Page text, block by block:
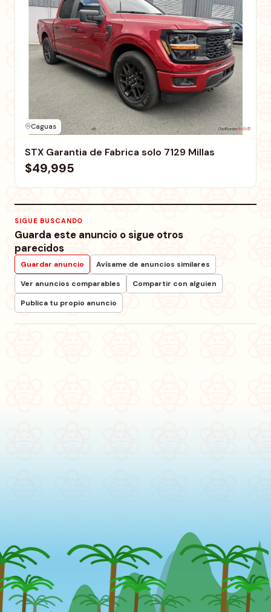
Caguas
STX Garantia de Fabrica solo 7129 Millas
$49,995
SIGUE BUSCANDO
Guarda este anuncio o sigue otros
parecidos
Guardar anuncio
Avísame de anuncios similares
Ver anuncios comparables
Compartir con alguien
Publica tu propio anuncio